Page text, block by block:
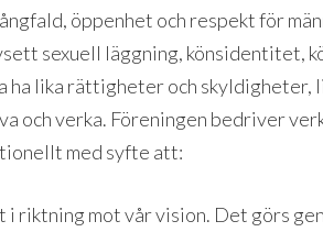
öppenhet och respekt för
sexuell läggning, könsidentitet,
ha lika rättigheter och skyldigheter,
och verka. Föreningen bedriver
med syfte att:
i riktning mot vår vision. Det görs